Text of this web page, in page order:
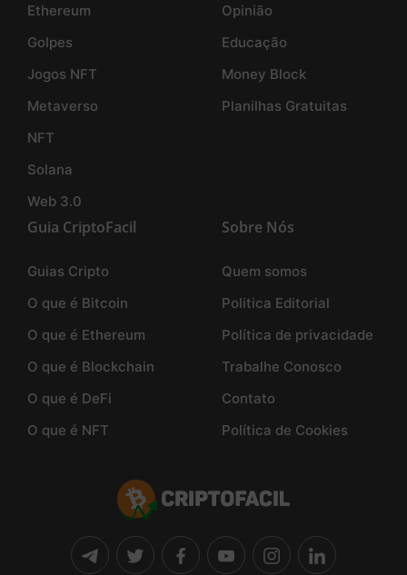
Ethereum
Golpes
Jogos NFT
Metaverso
NFT
Solana
Web 3.0
Opinião
Educação
Money Block
Planilhas Gratuitas
Guia CriptoFacil
Guias Cripto
O que é Bitcoin
O que é Ethereum
O que é Blockchain
O que é DeFi
O que é NFT
Sobre Nós
Quem somos
Politica Editorial
Política de privacidade
Trabalhe Conosco
Contato
Política de Cookies